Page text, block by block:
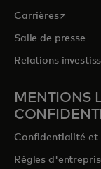
Carrièress’ouvre
Salle de presse
Relations
MENTIONS
Confidentialité et
Règles